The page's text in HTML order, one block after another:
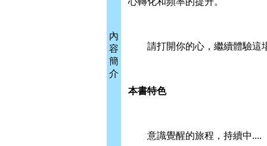
內
容
簡
介
請打開你的心，繼續體驗這
本書特色
意識覺醒的旅程，持續中....